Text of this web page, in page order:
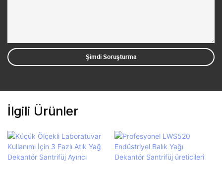
Şimdi Soruşturma
İlgili Ürünler